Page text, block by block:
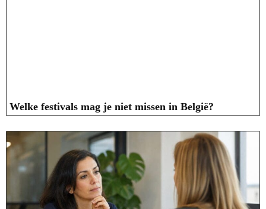
Welke festivals mag je niet missen in België?